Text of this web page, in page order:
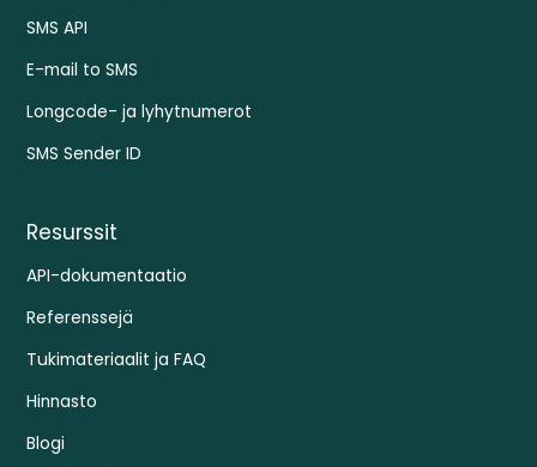
SMS API
E-mail to SMS
Longcode- ja lyhytnumerot
SMS Sender ID
Resurssit
API-dokumentaatio
Referenssejä
Tukimateriaalit ja FAQ
Hinnasto
Blogi